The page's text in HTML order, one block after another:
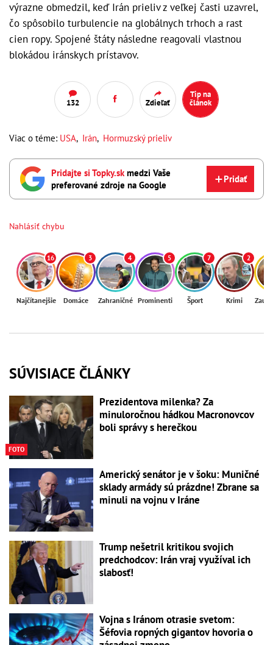
výrazne obmedzil, keď Irán prieliv z veľkej časti uzavrel,
čo spôsobilo turbulencie na globálnych trhoch a rast
cien ropy. Spojené štáty následne reagovali vlastnou
blokádou iránskych prístavov.
132 Zdieľať
Tip na
článok
Viac o téme: USA, Irán, Hormuzský prieliv
Pridajte si Topky.skmedzi Vaše
preferované zdroje na Google
Pridať
Nahlásiť chybu
16
Najčítanejšie
3
Domáce
4
Zahraničné
5
Prominenti
7
Šport
2
Krimi
SÚVISIACE ČLÁNKY
FOTO
Prezidentova milenka? Za
minuloročnou hádkou Macronovcov
boli správy s herečkou
Americký senátor je v šoku: Muničné
sklady armády sú prázdne! Zbrane sa
minuli na vojnu v Iráne
Trump nešetril kritikou svojich
predchodcov: Irán vraj využíval ich
slabosť!
Vojna s Iránom otrasie svetom:
Šéfovia ropných gigantov hovoria o